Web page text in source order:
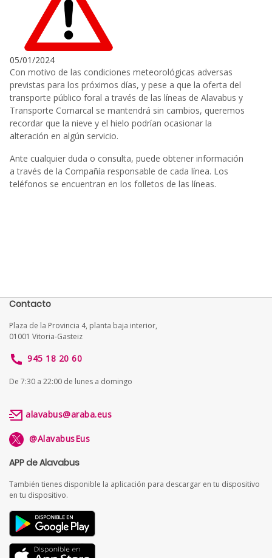
05/01/2024
Con motivo de las condiciones meteorológicas adversas
previstas para los próximos días, y pese a que la oferta del
transporte público foral a través de las líneas de Alavabus y
Transporte Comarcal se mantendrá sin cambios, queremos
recordar que la nieve y el hielo podrían ocasionar la
alteración en algún servicio.
Ante cualquier duda o consulta, puede obtener información
a través de la Compañía responsable de cada línea. Los
teléfonos se encuentran en los folletos de las líneas.
Contacto
Plaza de la Provincia 4, planta baja interior,
01001 Vitoria-Gasteiz
945 18 20 60
De 7:30 a 22:00 de lunes a domingo
alavabus@araba.eus
@AlavabusEus
APP de Alavabus
También tienes disponible la aplicación para descargar en tu dispositivo
en tu dispositivo.